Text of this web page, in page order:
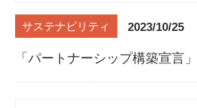
サステナビリティ 2023/10/25
「パートナーシップ構築宣言